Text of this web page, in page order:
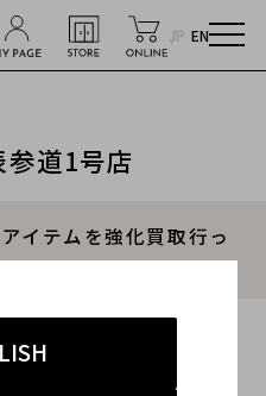
JP EN
道1号店
イテムを強化買取行っ